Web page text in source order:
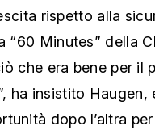
rispetto alla
“60 Minutes” della
che era bene per il
ha insistito Haugen,
dopo l’altra